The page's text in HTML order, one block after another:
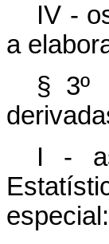
IV -
a
§ 3º
I -
especial: